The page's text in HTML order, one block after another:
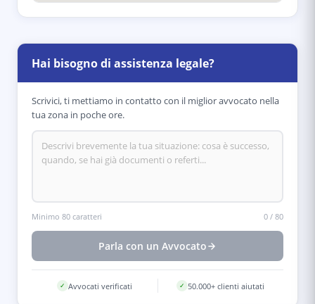
Hai bisogno di assistenza legale?
Scrivici, ti mettiamo in contatto con il miglior avvocato nella
tua zona in poche ore.
Minimo 80 caratteri 0 / 80
Parla con un Avvocato
✓ Avvocati verificati ✓ 50.000+ clienti aiutati